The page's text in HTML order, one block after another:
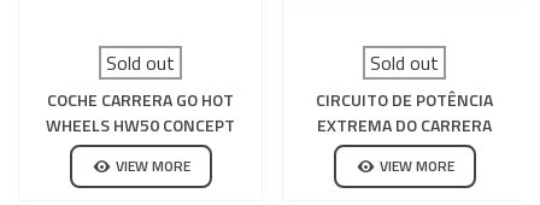
Sold out
COCHE CARRERA GO HOT
WHEELS HW50 CONCEPT
VIEW MORE
Sold out
CIRCUITO DE POTÊNCIA
EXTREMA DO CARRERA
EVOLUTION
VIEW MORE